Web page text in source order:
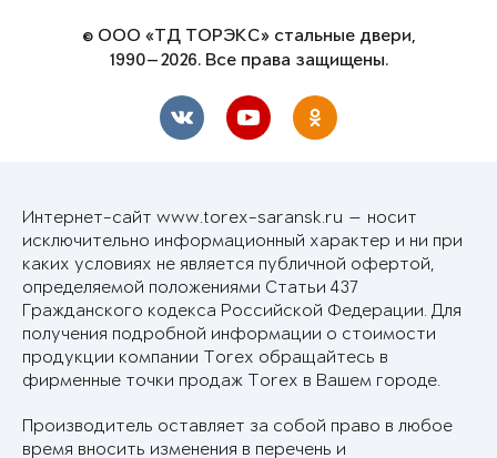
© ООО «ТД ТОРЭКС» стальные двери,
1990—2026. Все права защищены.
Интернет-сайт www.torex-saransk.ru — носит
исключительно информационный характер и ни при
каких условиях не является публичной офертой,
определяемой положениями Статьи 437
Гражданского кодекса Российской Федерации. Для
получения подробной информации о стоимости
продукции компании Torex обращайтесь в
фирменные точки продаж Torex в Вашем городе.
Производитель оставляет за собой право в любое
время вносить изменения в перечень и